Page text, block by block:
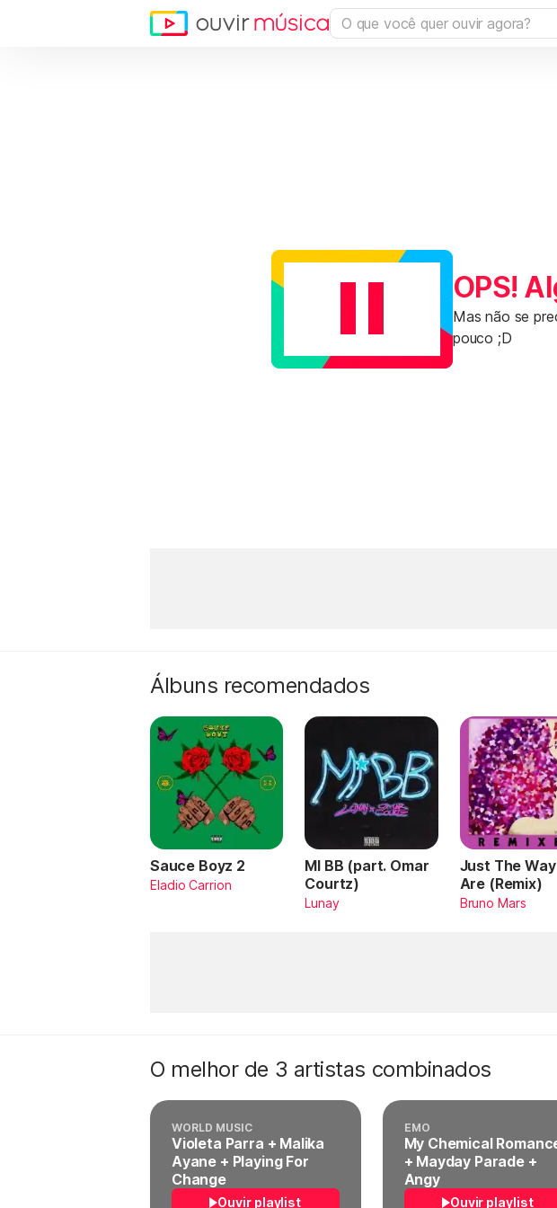
OPS!
Mas não se
pouco ;D
Álbuns recomendados
Sauce Boyz 2
Eladio Carrion
MI BB (part. Omar
Courtz)
Lunay
Just The
Are (Remix)
Bruno Mars
O melhor de 3 artistas combinados
WORLD MUSIC
Violeta Parra + Malika
Ayane + Playing For
Change
Ouvir playlist
EMO
My Chemical
+ Mayday Parade +
Angy
Ouvir playlist